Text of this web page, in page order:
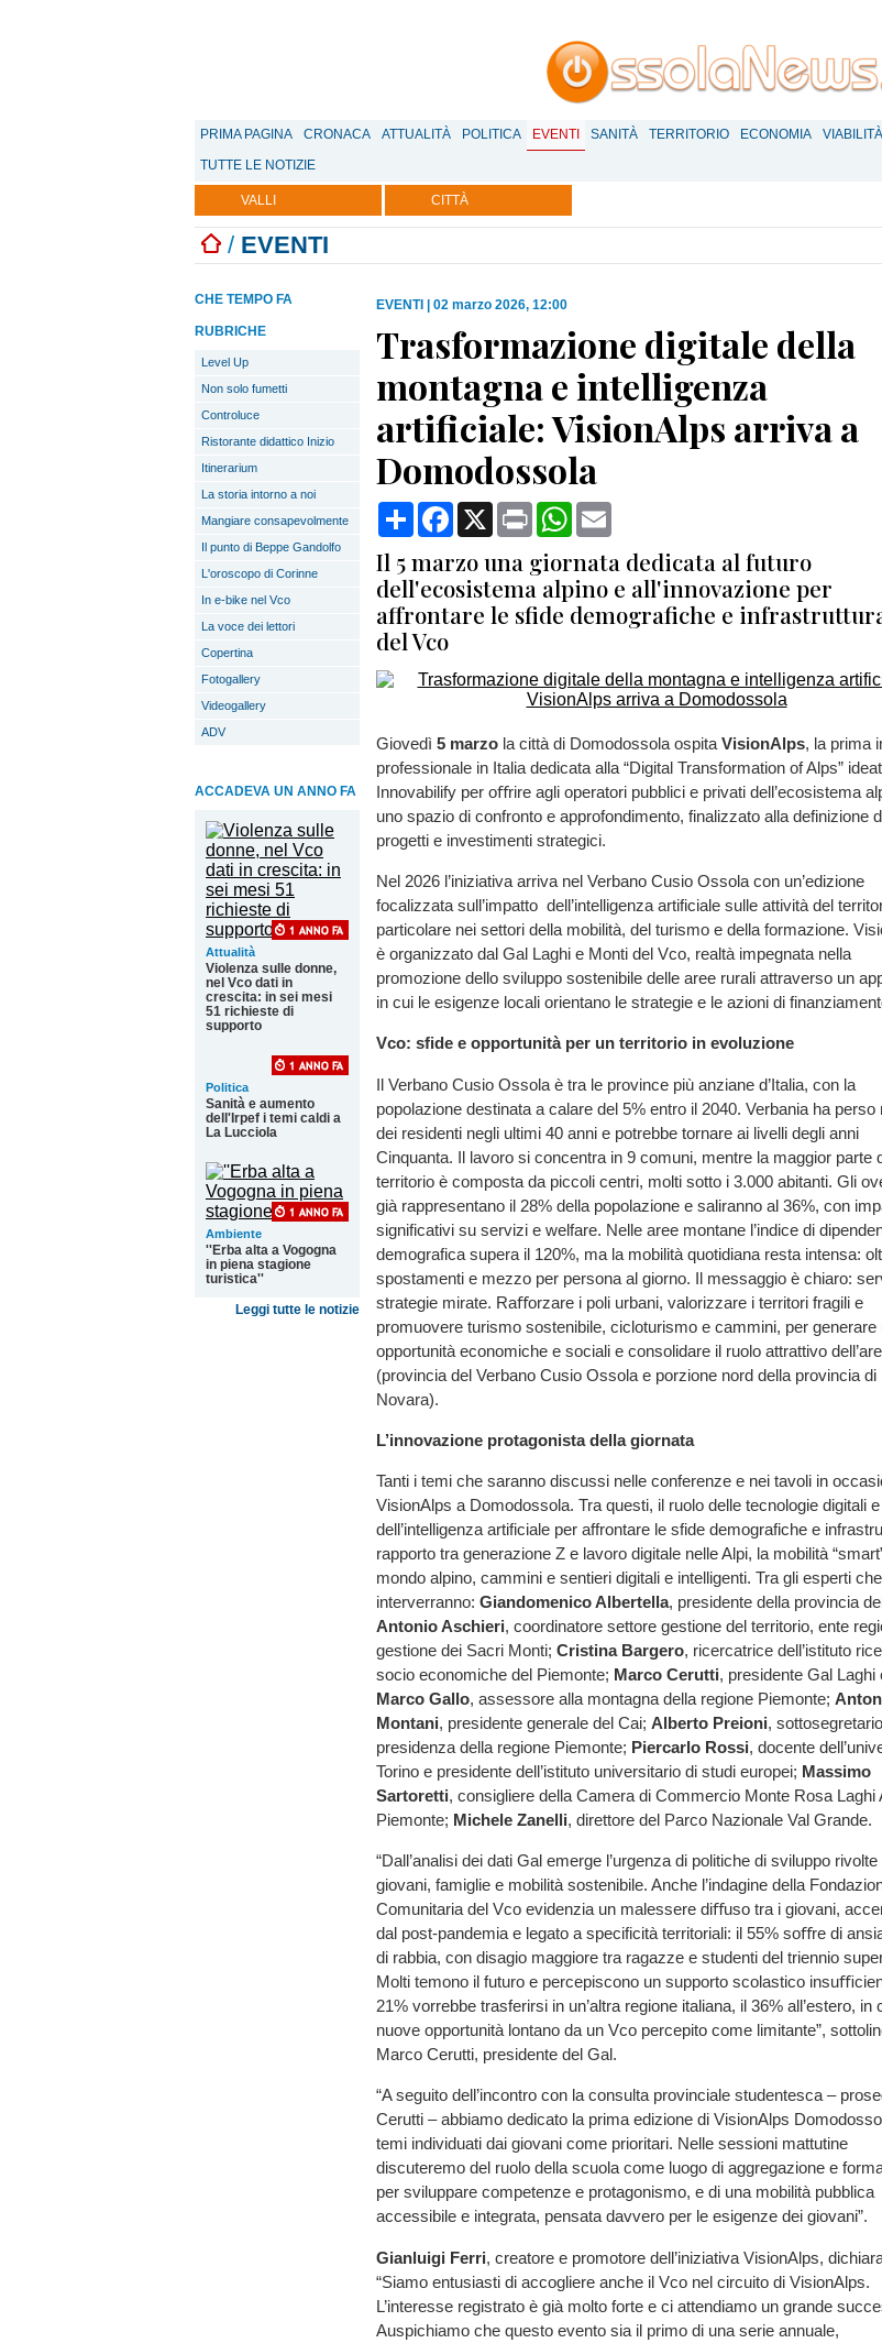
PRIMA PAGINA CRONACA ATTUALITÀ POLITICA EVENTI SANITÀ TERRITORIO ECONOMIA
TUTTE LE NOTIZIE
VALLI CITTÀ
/ EVENTI
CHE TEMPO FA
RUBRICHE
Level Up
Non solo fumetti
Controluce
Ristorante didattico Inizio
Itinerarium
La storia intorno a noi
Mangiare consapevolmente
Il punto di Beppe Gandolfo
L'oroscopo di Corinne
In e-bike nel Vco
La voce dei lettori
Copertina
Fotogallery
Videogallery
ADV
ACCADEVA UN ANNO FA
Attualità
Violenza sulle donne,
nel Vco dati in
crescita: in sei mesi
51 richieste di
supporto
Politica
Sanità e aumento
dell'Irpef i temi caldi a
La Lucciola
Ambiente
''Erba alta a Vogogna
in piena stagione
turistica''
Leggi tutte le notizie
EVENTI 02 marzo 2026, 12:00
Trasformazione digitale della
montagna e intelligenza
artificiale: VisionAlps arriva a
Domodossola
CondividiFacebook
X Print WhatsApp
Il 5 marzo una giornata dedicata al futuro
dell'ecosistema alpino e all'innovazione per
affrontare le sfide demografiche e
del Vco
Giovedì 5 marzo la città di Domodossola ospita VisionAlps, la prima
professionale in Italia dedicata alla “Digital Transformation of Alps”
Innovabilify per oﬀrire agli operatori pubblici e privati dell’ecosistema
uno spazio di confronto e approfondimento, finalizzato alla definizione
progetti e investimenti strategici.
Nel 2026 l’iniziativa arriva nel Verbano Cusio Ossola con un’edizione
focalizzata sull’impatto dell’intelligenza artificiale sulle attività del
particolare nei settori della mobilità, del turismo e della formazione.
è organizzato dal Gal Laghi e Monti del Vco, realtà impegnata nella
promozione dello sviluppo sostenibile delle aree rurali attraverso un
in cui le esigenze locali orientano le strategie e le azioni di
Vco: sfide e opportunità per un territorio in evoluzione
Il Verbano Cusio Ossola è tra le province più anziane d’Italia, con la
popolazione destinata a calare del 5% entro il 2040. Verbania ha perso
dei residenti negli ultimi 40 anni e potrebbe tornare ai livelli degli anni
Cinquanta. Il lavoro si concentra in 9 comuni, mentre la maggior parte
territorio è composta da piccoli centri, molti sotto i 3.000 abitanti. Gli
già rappresentano il 28% della popolazione e saliranno al 36%, con
significativi su servizi e welfare. Nelle aree montane l’indice di
demografica supera il 120%, ma la mobilità quotidiana resta intensa:
spostamenti e mezzo per persona al giorno. Il messaggio è chiaro:
strategie mirate. Raﬀorzare i poli urbani, valorizzare i territori fragili e
promuovere turismo sostenibile, cicloturismo e cammini, per generare
opportunità economiche e sociali e consolidare il ruolo attrattivo
(provincia del Verbano Cusio Ossola e porzione nord della provincia di
Novara).
L’innovazione protagonista della giornata
Tanti i temi che saranno discussi nelle conferenze e nei tavoli in
VisionAlps a Domodossola. Tra questi, il ruolo delle tecnologie digitali e
dell’intelligenza artificiale per affrontare le sfide demografiche e
rapporto tra generazione Z e lavoro digitale nelle Alpi, la mobilità
mondo alpino, cammini e sentieri digitali e intelligenti. Tra gli esperti che
interverranno: Giandomenico Albertella, presidente della provincia
Antonio Aschieri, coordinatore settore gestione del territorio, ente
gestione dei Sacri Monti; Cristina Bargero, ricercatrice dell’istituto
socio economiche del Piemonte; Marco Cerutti, presidente Gal Laghi
Marco Gallo, assessore alla montagna della regione Piemonte;
Montani, presidente generale del Cai; Alberto Preioni,
presidenza della regione Piemonte; Piercarlo Rossi, docente
Torino e presidente dell’istituto universitario di studi europei; Massimo
Sartoretti, consigliere della Camera di Commercio Monte Rosa Laghi
Piemonte; Michele Zanelli, direttore del Parco Nazionale Val Grande.
“Dall’analisi dei dati Gal emerge l’urgenza di politiche di sviluppo rivolte
giovani, famiglie e mobilità sostenibile. Anche l’indagine della
Comunitaria del Vco evidenzia un malessere diﬀuso tra i giovani,
dal post-pandemia e legato a specificità territoriali: il 55% soﬀre di
di rabbia, con disagio maggiore tra ragazze e studenti del triennio
Molti temono il futuro e percepiscono un supporto scolastico
21% vorrebbe trasferirsi in un’altra regione italiana, il 36% all’estero, in
nuove opportunità lontano da un Vco percepito come limitante”,
Marco Cerutti, presidente del Gal.
“A seguito dell’incontro con la consulta provinciale studentesca –
Cerutti – abbiamo dedicato la prima edizione di VisionAlps
temi individuati dai giovani come prioritari. Nelle sessioni mattutine
discuteremo del ruolo della scuola come luogo di aggregazione e
per sviluppare competenze e protagonismo, e di una mobilità pubblica
accessibile e integrata, pensata davvero per le esigenze dei giovani”.
Gianluigi Ferri, creatore e promotore dell’iniziativa VisionAlps,
“Siamo entusiasti di accogliere anche il Vco nel circuito di VisionAlps.
L’interesse registrato è già molto forte e ci attendiamo un grande
Auspichiamo che questo evento sia il primo di una serie annuale,